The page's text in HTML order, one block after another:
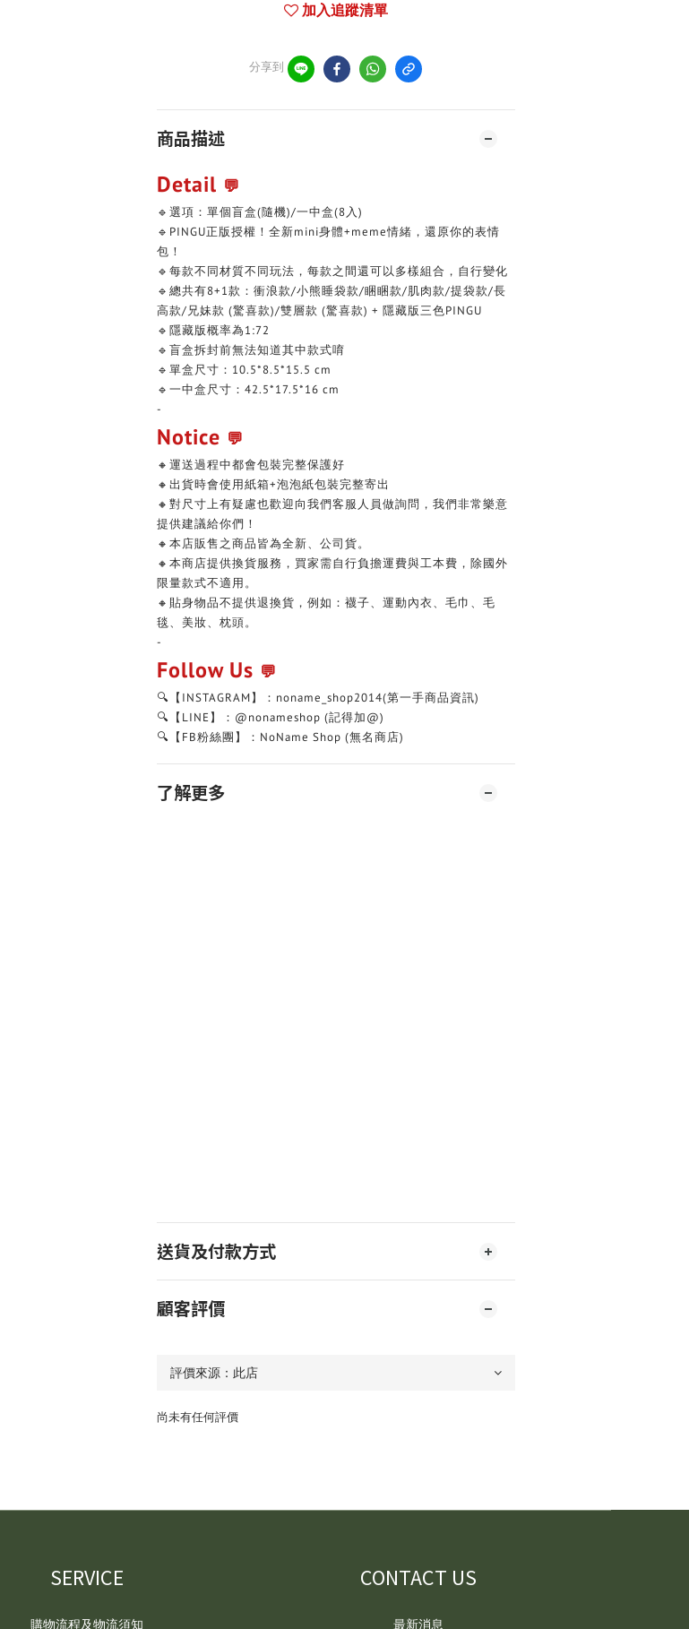
加入追蹤清單
分享到
商品描述
Detail 💬
🔹選項：單個盲盒(隨機)/一中盒(8入)
🔹PINGU正版授權！全新mini身體+meme情緒，還原你的表情
包！
🔹每款不同材質不同玩法，每款之間還可以多樣組合，自行變化
🔹總共有8+1款：衝浪款/小熊睡袋款/睏睏款/肌肉款/提袋款/長
高款/兄妹款 (驚喜款)/雙層款 (驚喜款) + 隱藏版三色PINGU
🔹隱藏版概率為1:72
🔹盲盒拆封前無法知道其中款式唷
🔹單盒尺寸：10.5*8.5*15.5 cm
🔹一中盒尺寸：42.5*17.5*16 cm
-
Notice 💬
🔸運送過程中都會包裝完整保護好
🔸出貨時會使用紙箱+泡泡紙包裝完整寄出
🔸對尺寸上有疑慮也歡迎向我們客服人員做詢問，我們非常樂意
提供建議給你們！
🔸本店販售之商品皆為全新、公司貨。
🔸本商店提供換貨服務，買家需自行負擔運費與工本費，除國外
限量款式不適用。
🔸貼身物品不提供退換貨，例如：襪子、運動內衣、毛巾、毛
毯、美妝、枕頭。
-
Follow Us 💬
🔍【INSTAGRAM】：noname_shop2014(第一手商品資訊)
🔍【LINE】：@nonameshop (記得加@)
🔍【FB粉絲團】：NoName Shop (無名商店)
了解更多
送貨及付款方式
顧客評價
尚未有任何評價
SERVICE
購物流程及物流須知
CONTACT US
最新消息